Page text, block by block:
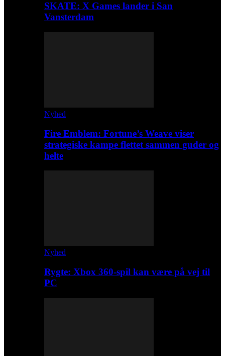
SKATE: X Games lander i San
Vansterdam
Nyhed
Fire Emblem: Fortune’s Weave viser
strategiske kampe flettet sammen guder og
helte
Nyhed
Rygte: Xbox 360-spil kan være på vej til
PC